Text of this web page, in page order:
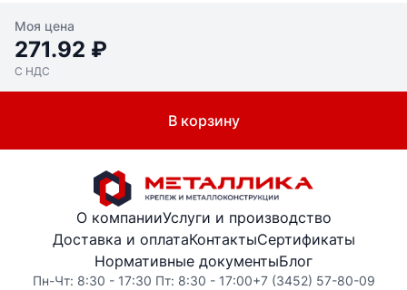
Моя цена
271.92 ₽
С НДС
В корзину
О компанииУслуги и производство
Доставка и оплатаКонтактыСертификаты
Нормативные документыБлог
Пн-Чт: 8:30 - 17:30 Пт: 8:30 - 17:00+7 (3452) 57-80-09